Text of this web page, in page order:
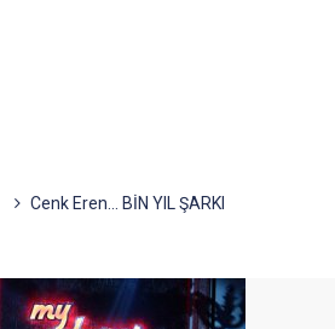
Cenk Eren... BİN YIL ŞARKI